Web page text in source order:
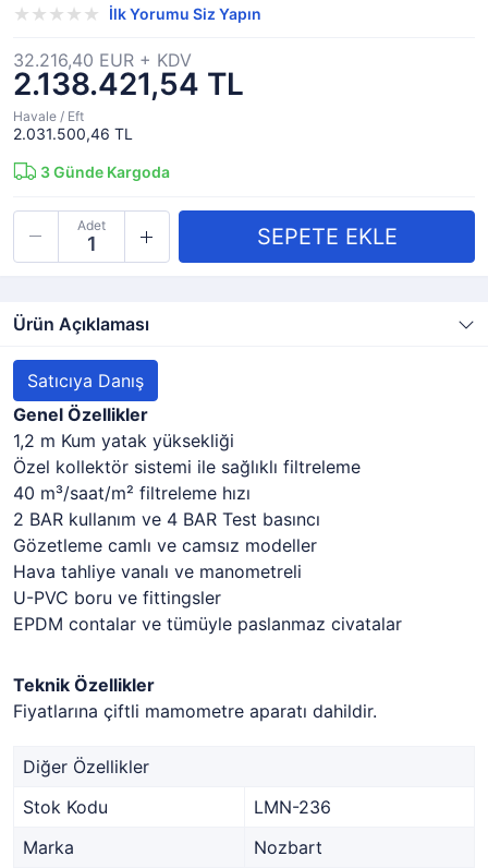
İlk Yorumu Siz Yapın
2.138.421,54 TL
32.216,40 EUR + KDV
Havale / Eft
2.031.500,46 TL
3Günde Kargoda
Adet
Ürün Açıklaması
Satıcıya Danış
Genel Özellikler
1,2 m Kum yatak yüksekliği
Özel kollektör sistemi ile sağlıklı filtreleme
40 m³/saat/m² filtreleme hızı
2 BAR kullanım ve 4 BAR Test basıncı
Gözetleme camlı ve camsız modeller
Hava tahliye vanalı ve manometreli
U-PVC boru ve fittingsler
EPDM contalar ve tümüyle paslanmaz civatalar
Teknik Özellikler
Fiyatlarına çiftli mamometre aparatı dahildir.
Diğer Özellikler
Stok Kodu
LMN-236
Marka
Nozbart